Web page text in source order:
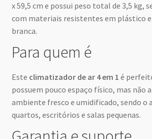
x 59,5 cm e possui peso total de 3,5 kg,
com materiais resistentes em plástico
branca.
Para quem é
Este climatizador de ar 4 em 1 é
possuem pouco espaço físico, mas não
ambiente fresco e umidificado, sendo o
quartos, escritórios e salas pequenas.